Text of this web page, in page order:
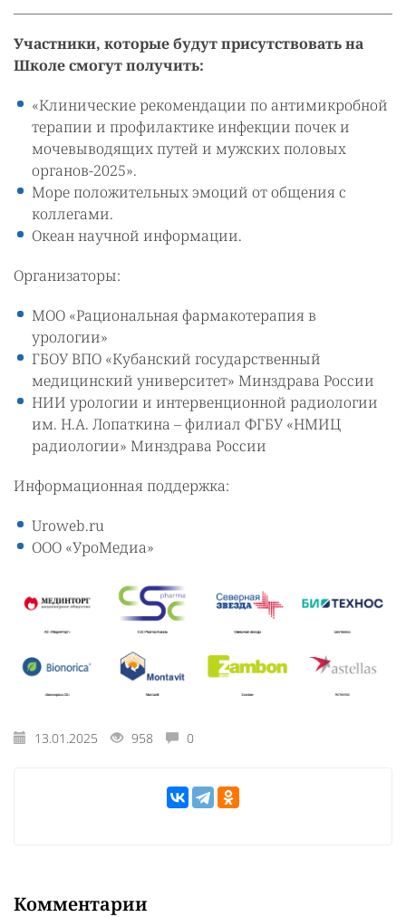
Участники, которые будут присутствовать на
Школе смогут получить:
«Клинические рекомендации по антимикробной
терапии и профилактике инфекции почек и
мочевыводящих путей и мужских половых
органов-2025».
Море положительных эмоций от общения с
коллегами.
Океан научной информации.
Организаторы:
МОО «Рациональная фармакотерапия в
урологии»
ГБОУ ВПО «Кубанский государственный
медицинский университет» Минздрава России
НИИ урологии и интервенционной радиологии
им. Н.А. Лопаткина – филиал ФГБУ «НМИЦ
радиологии» Минздрава России
Информационная поддержка:
Uroweb.ru
ООО «УроМедиа»
13.01.2025 958 0
Комментарии